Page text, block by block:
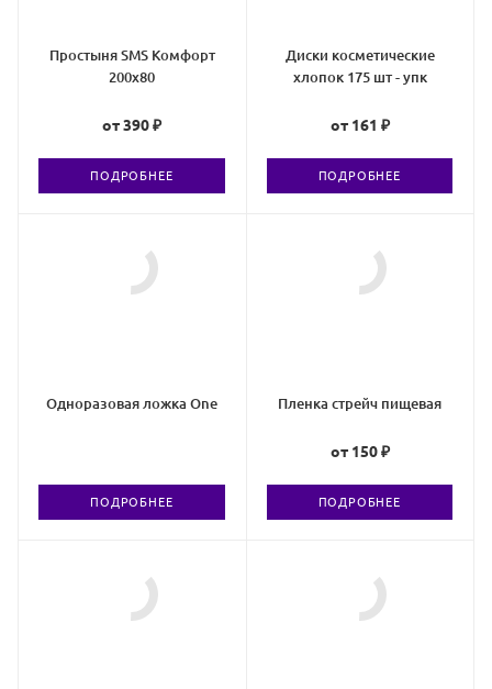
Простыня SMS Комфорт
200х80
от390 ₽
ПОДРОБНЕЕ
Диски косметические
хлопок 175 шт - упк
от 161 ₽
ПОДРОБНЕЕ
Одноразовая ложка One
ПОДРОБНЕЕ
Пленка стрейч пищевая
от 150 ₽
ПОДРОБНЕЕ